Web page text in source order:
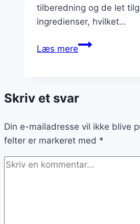
tilberedning og de let
ingredienser, hvilket…
Læs mereBrændende
æg
bacon
Skriv et svar
Din e-mailadresse vil ikke blive
felter er markeret med *